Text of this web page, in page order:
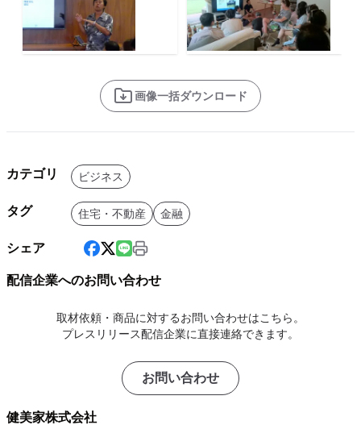
画像一括ダウンロード
カテゴリ ビジネス
タグ 住宅・不動産 金融
シェア
配信企業へのお問い合わせ
取材依頼・商品に対するお問い合わせはこちら。
プレスリリース配信企業に直接連絡できます。
お問い合わせ
健美家株式会社